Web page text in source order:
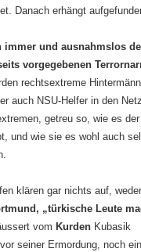
Danach erhängt
immer und ausnahmslos
vorgegebenen
rechtsextreme
auch NSU-Helfer in den
getreu so, wie es
und wie sie es wohl auch
klären gar nichts auf,
„türkische Leute
vom Kurden Kubasik
seiner Ermordung, noch